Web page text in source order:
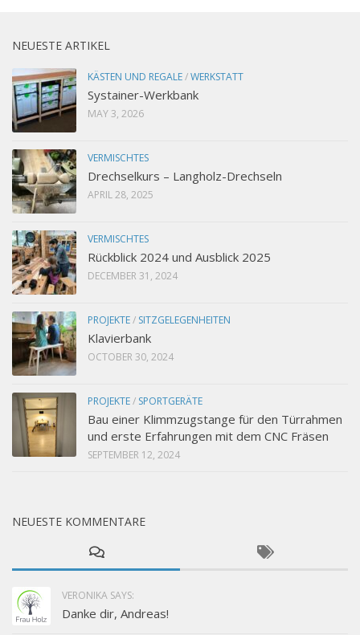
NEUESTE ARTIKEL
KÄSTEN UND REGALE/WERKSTATT
Systainer-Werkbank
MAY 3, 2026
VERMISCHTES
Drechselkurs – Langholz-Drechseln
APRIL 28, 2025
VERMISCHTES
Rückblick 2024 und Ausblick 2025
DECEMBER 31, 2024
PROJEKTE/ SITZGELEGENHEITEN
Klavierbank
OCTOBER 30, 2024
PROJEKTE/ SPORTGERÄTE
Bau einer Klimmzugstange für den Türrahmen
und erste Erfahrungen mit dem CNC Fräsen
SEPTEMBER 12, 2024
NEUESTE KOMMENTARE
VERONIKA SAYS:
Danke dir, Andreas!